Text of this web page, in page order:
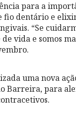
para a
fio dentário e
“Se
vida e somos
uma nova
Barreira, para